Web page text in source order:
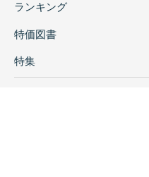
ランキング
特価図書
特集